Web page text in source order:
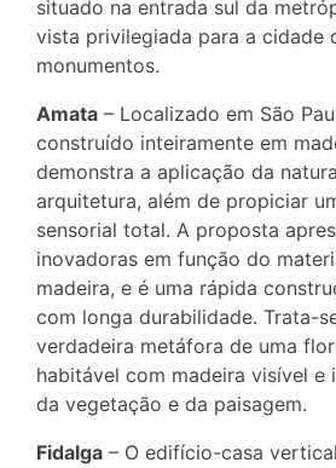
situado na entrada sul da
vista privilegiada para a cidade
monumentos.
Amata – Localizado em São
construído inteiramente em
demonstra a aplicação da
arquitetura, além de propiciar
sensorial total. A proposta
inovadoras em função do
madeira, e é uma rápida
com longa durabilidade. Trata-
verdadeira metáfora de uma
habitável com madeira visível e
da vegetação e da paisagem.
Fidalga – O edifício-casa